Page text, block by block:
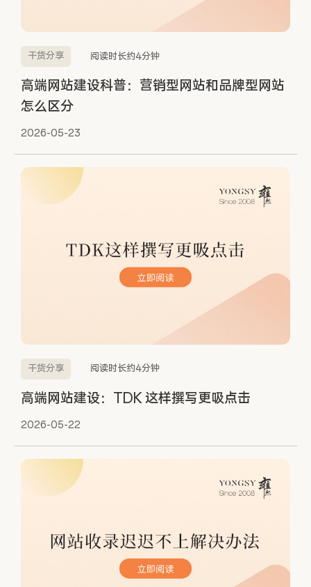
干货分享 阅读时长约4分钟
高端网站建设科普：营销型网站和品牌型网站
怎么区分
2026-05-23
干货分享 阅读时长约4分钟
高端网站建设：TDK 这样撰写更吸点击
2026-05-22